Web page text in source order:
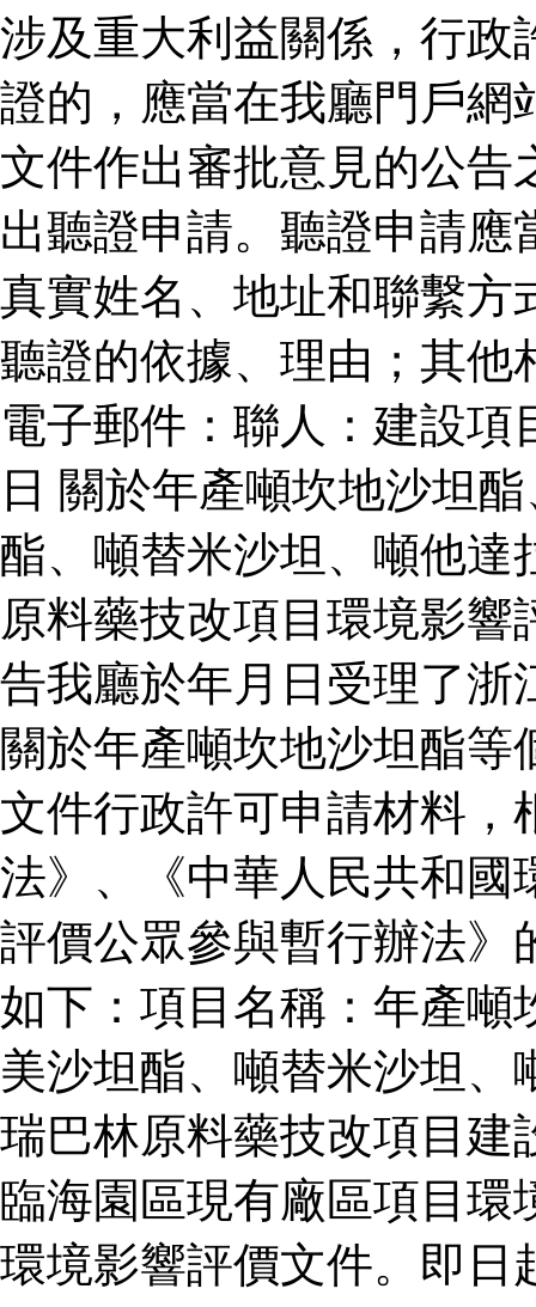
涉及重大利益關係，行政
證的，應當在我廳門戶網
文件作出審批意見的公告
出聽證申請。聽證申請
真實姓名、地址和聯繫方
聽證的依據、理由；其他
電子郵件：聯人：建設
日 關於年產噸坎地沙坦
酯、噸替米沙坦、噸他達
原料藥技改項目環境影
告我廳於年月日受理了浙
關於年產噸坎地沙坦酯
文件行政許可申請材料，
法》、《中華人民共和國
評價公眾參與暫行辦法》
如下：項目名稱：年產噸
美沙坦酯、噸替米沙坦
瑞巴林原料藥技改項目建
臨海園區現有廠區項目環
環境影響評價文件。即日